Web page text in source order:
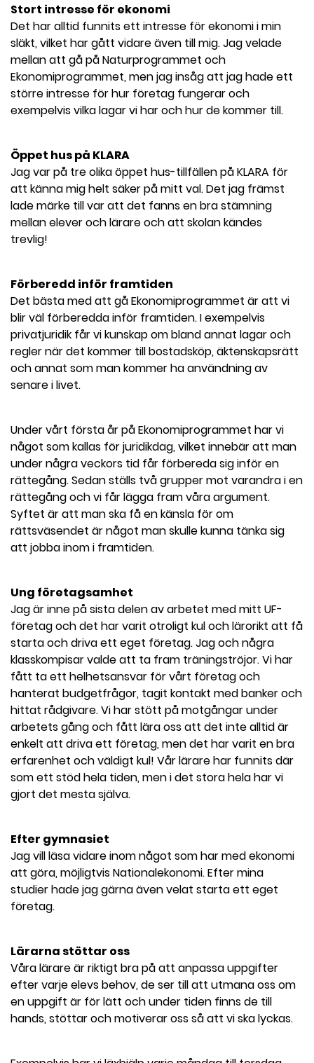
Stort intresse för ekonomi
Det har alltid funnits ett intresse för ekonomi i min
släkt, vilket har gått vidare även till mig. Jag velade
mellan att gå på Naturprogrammet och
Ekonomiprogrammet, men jag insåg att jag hade ett
större intresse för hur företag fungerar och
exempelvis vilka lagar vi har och hur de kommer till.
Öppet hus på KLARA
Jag var på tre olika öppet hus-tillfällen på KLARA för
att känna mig helt säker på mitt val. Det jag främst
lade märke till var att det fanns en bra stämning
mellan elever och lärare och att skolan kändes
trevlig!
Förberedd inför framtiden
Det bästa med att gå Ekonomiprogrammet är att vi
blir väl förberedda inför framtiden. I exempelvis
privatjuridik får vi kunskap om bland annat lagar och
regler när det kommer till bostadsköp, äktenskapsrätt
och annat som man kommer ha användning av
senare i livet.
Under vårt första år på Ekonomiprogrammet har vi
något som kallas för juridikdag, vilket innebär att man
under några veckors tid får förbereda sig inför en
rättegång. Sedan ställs två grupper mot varandra i en
rättegång och vi får lägga fram våra argument.
Syftet är att man ska få en känsla för om
rättsväsendet är något man skulle kunna tänka sig
att jobba inom i framtiden.
Ung företagsamhet
Jag är inne på sista delen av arbetet med mitt UF-
företag och det har varit otroligt kul och lärorikt att få
starta och driva ett eget företag. Jag och några
klasskompisar valde att ta fram träningströjor. Vi har
fått ta ett helhetsansvar för vårt företag och
hanterat budgetfrågor, tagit kontakt med banker och
hittat rådgivare. Vi har stött på motgångar under
arbetets gång och fått lära oss att det inte alltid är
enkelt att driva ett företag, men det har varit en bra
erfarenhet och väldigt kul! Vår lärare har funnits där
som ett stöd hela tiden, men i det stora hela har vi
gjort det mesta själva.
Efter gymnasiet
Jag vill läsa vidare inom något som har med ekonomi
att göra, möjligtvis Nationalekonomi. Efter mina
studier hade jag gärna även velat starta ett eget
företag.
Lärarna stöttar oss
Våra lärare är riktigt bra på att anpassa uppgifter
efter varje elevs behov, de ser till att utmana oss om
en uppgift är för lätt och under tiden finns de till
hands, stöttar och motiverar oss så att vi ska lyckas.